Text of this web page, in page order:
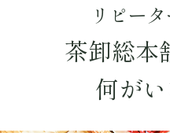
キーワードで探す
リピー
茶卸総本
何が